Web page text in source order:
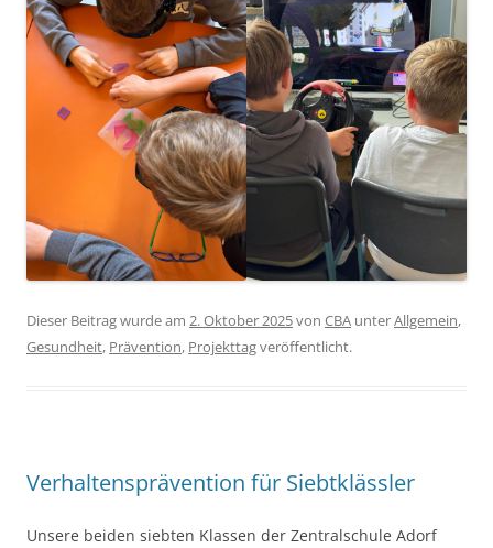
Dieser Beitrag wurde am 2. Oktober 2025von CBA unterAllgemein,
Gesundheit, Prävention, Projekttagveröffentlicht.
Verhaltensprävention für Siebtklässler
Unsere beiden siebten Klassen der Zentralschule Adorf